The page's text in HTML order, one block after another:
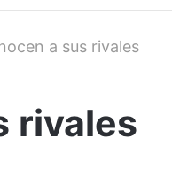
a sus rivales
rivales